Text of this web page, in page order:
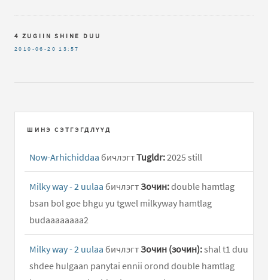
4 ZUGIIN SHINE DUU
2010-06-20 13:57
ШИНЭ СЭТГЭГДЛҮҮД
Now-Arhichiddaa бичлэгтTugldr:2025 still
Milky way - 2 uulaa бичлэгтЗочин:double hamtlag
bsan bol goe bhgu yu tgwel milkyway hamtlag
budaaaaaaaa2
Milky way - 2 uulaa бичлэгтЗочин (зочин):shal t1 duu
shdee hulgaan panytai ennii orond double hamtlag